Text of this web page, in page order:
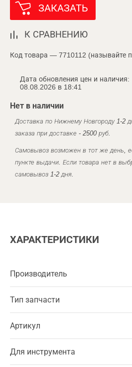
ЗАКАЗАТЬ
К СРАВНЕНИЮ
Код товара — 7710112 (называйте
Дата обновления цен и наличия:
08.08.2026 в 18:41
Нет в наличии
Доставка по Нижнему Новгороду 1-2
заказа при доставке - 2500 руб.
Самовывоз возможен в тот же день,
пункте выдачи. Если товара нет в
самовывоз 1-2 дня.
ХАРАКТЕРИСТИКИ
Производитель
Тип запчасти
Артикул
Для инструмента